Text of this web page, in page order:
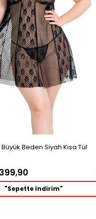
Beden Siyah Kısa Tül
"Sepette İndirim"